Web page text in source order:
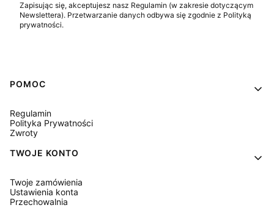
Zapisując się, akceptujesz nasz Regulamin (w zakresie dotyczącym
Newslettera). Przetwarzanie danych odbywa się zgodnie z Polityką
prywatności.
Linki w stopce
POMOC
Regulamin
Polityka Prywatności
Zwroty
TWOJE KONTO
Twoje zamówienia
Ustawienia konta
Przechowalnia